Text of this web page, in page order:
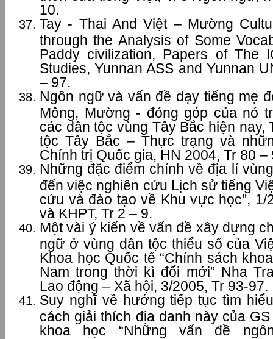
10.
Tay - Thai And Việt – Mường
through the Analysis of Some
Paddy civilization, Papers of The
Studies, Yunnan ASS and Yunnan
– 97.
Ngôn ngữ và vấn đề dạy tiếng mẹ
Mông, Mường - đóng góp của nó
các dân tộc vùng Tây Bắc hiện nay,
tộc Tây Bắc – Thực trạng và
Chính trị Quốc gia, HN 2004, Tr 80 –
Những đặc điểm chính về địa lí
đến việc nghiên cứu Lịch sử tiếng
cứu và đào tạo về Khu vực học", 1/
và KHPT, Tr 2 – 9.
Một vài ý kiến về vấn đề xây dựng
ngữ ở vùng dân tộc thiểu số của
Khoa học Quốc tế “Chính sách
Nam trong thời kì đổi mới” Nha
Lao động – Xã hội, 3/2005, Tr 93-97.
Suy nghĩ về hướng tiếp tục tìm
cách giải thích địa danh này của
khoa học “Những vấn đề